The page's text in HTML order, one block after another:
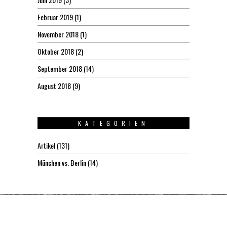
Februar 2019(1)
November 2018(1)
Oktober 2018(2)
September 2018(14)
August 2018(9)
KATEGORIEN
Artikel(131)
München vs. Berlin(14)